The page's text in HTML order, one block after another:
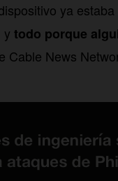
ya
y todo porque
Cable News